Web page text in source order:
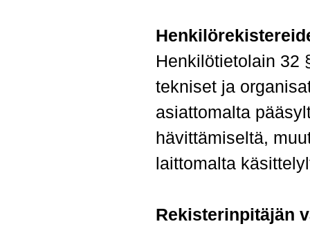
Henkilötietolain 32
tekniset ja
asiattomalta
hävittämiseltä,
laittomalta
Rekisterinpitäjän